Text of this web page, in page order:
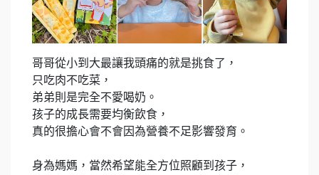
哥哥從小到大最讓我頭痛的就是挑食了，
只吃肉不吃菜，
弟弟則是完全不愛喝奶。
孩子的成長需要均衡飲食，
真的很擔心會不會因為營養不足影響發育。
身為媽媽，當然希望能全方位照顧到孩子，